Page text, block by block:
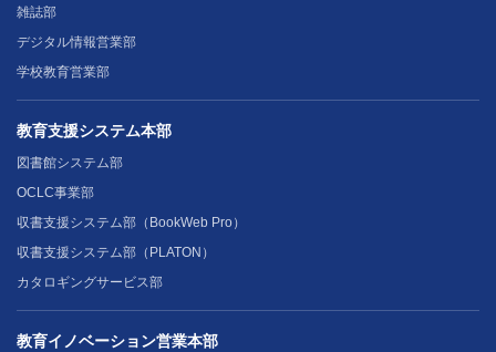
雑誌部
デジタル情報営業部
学校教育営業部
教育支援システム本部
図書館システム部
OCLC事業部
収書支援システム部（BookWeb Pro）
収書支援システム部（PLATON）
カタロギングサービス部
教育イノベーション営業本部